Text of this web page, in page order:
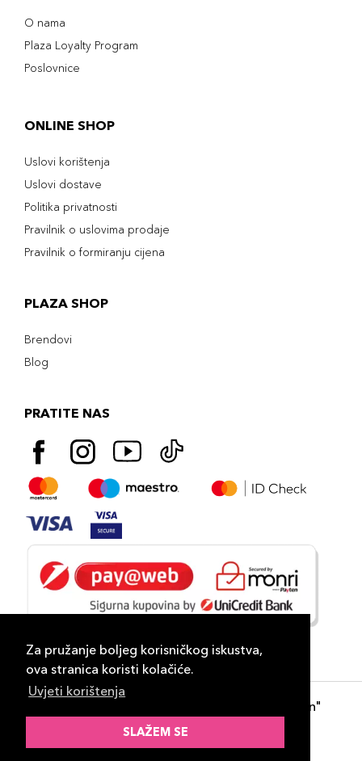
Za pružanje boljeg korisničkog iskustva,
ova stranica koristi kolačiće.
Uvjeti korištenja
SLAŽEM SE
O nama
Plaza Loyalty Program
Poslovnice
ONLINE SHOP
Uslovi korištenja
Uslovi dostave
Politika privatnosti
Pravilnik o uslovima prodaje
Pravilnik o formiranju cijena
PLAZA SHOP
Brendovi
Blog
PRATITE NAS
- "DP Lux Distribution"
d.o.o. Banja Luka
ID-S Consulting d.o.o. Sarajevo